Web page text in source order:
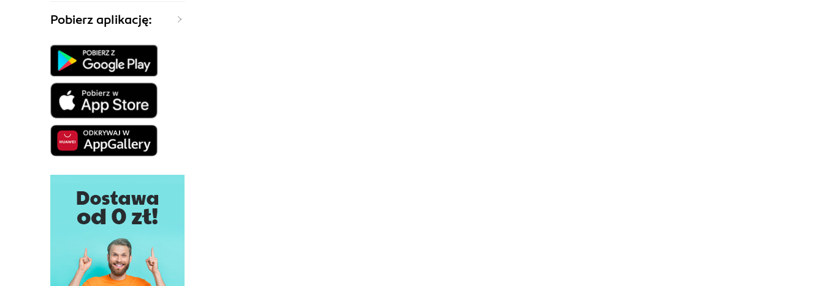
Pobierz aplikację: